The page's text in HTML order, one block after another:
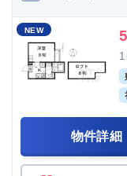
NEW
物件詳細